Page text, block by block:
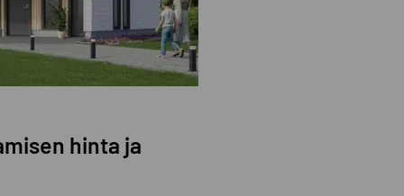
hinta ja